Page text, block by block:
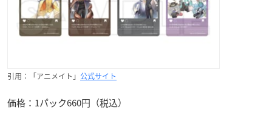
引用：「アニメイト」 公式サイト
価格：1パック660円（税込）